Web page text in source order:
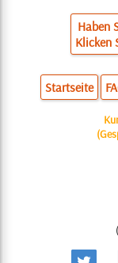
Haben
Klicken
Startseite